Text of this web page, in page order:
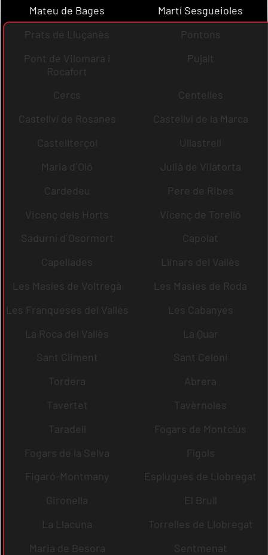
Mateu de Bages
Martí Sesgueioles
Prats de Lluçanès
Pontons
Pont de Vilomara i
Rocafort
Pujalt
Cercs
Centelles
Castellví de Rosanes
Castellví de la Marca
Castellterçol
Ullastrell
Maria d´Oló
Julià de Vilatorta
Cardedeu
Pere de Ribes
Vicenç dels Horts
Vicenç de Torelló
Sadurní d´Osormort
Capolat
Capellades
Llinars del Vallès
Les Masíes de Voltregà
Les Masies de Roda
Les Franqueses del Vallès
Les Cabanyes
La Roca del Vallès
La Quar
Sant Climent
Sant Celoni
Tordera
Abrera
Tavertet
Tavèrnoles
Taradell
Fogars de Montclús
Fogars de la Selva
Fígols
Figaró-Montmany
Esplugues de Llobregat
Gironella
El Brull
La Llacuna
Torrelles de Llobregat
Maria de Besora
Sentmenat